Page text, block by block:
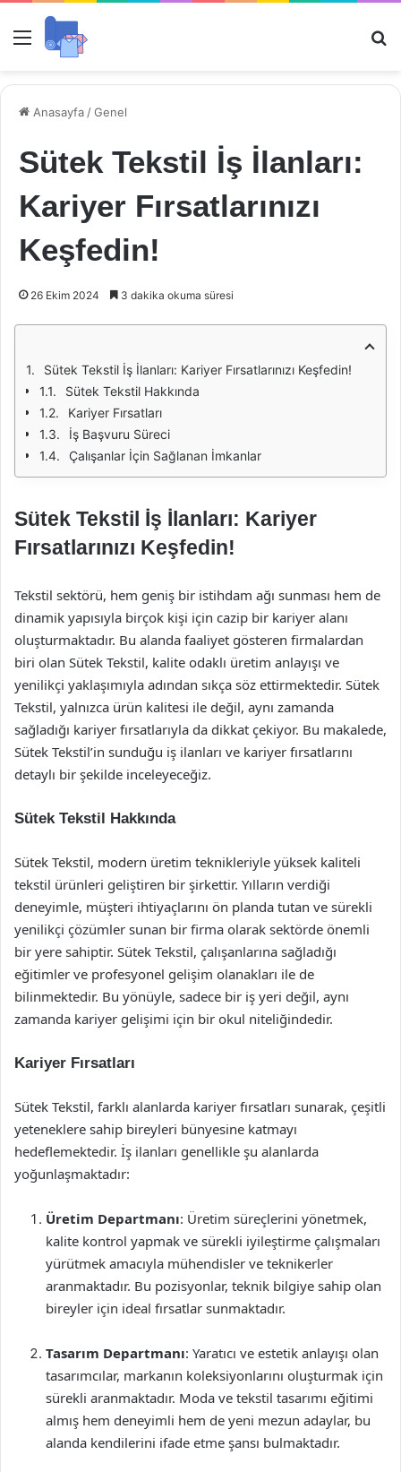
Menü
Anasayfa /Genel
Sütek Tekstil İş İlanları:
Kariyer Fırsatlarınızı
Keşfedin!
26 Ekim 2024 3 dakika okuma süresi
Sütek Tekstil İş İlanları: Kariyer Fırsatlarınızı Keşfedin!
Sütek Tekstil Hakkında
Kariyer Fırsatları
İş Başvuru Süreci
Çalışanlar İçin Sağlanan İmkanlar
Sütek Tekstil İş İlanları: Kariyer
Fırsatlarınızı Keşfedin!
Tekstil sektörü, hem geniş bir istihdam ağı sunması hem de
dinamik yapısıyla birçok kişi için cazip bir kariyer alanı
oluşturmaktadır. Bu alanda faaliyet gösteren firmalardan
biri olan Sütek Tekstil, kalite odaklı üretim anlayışı ve
yenilikçi yaklaşımıyla adından sıkça söz ettirmektedir. Sütek
Tekstil, yalnızca ürün kalitesi ile değil, aynı zamanda
sağladığı kariyer fırsatlarıyla da dikkat çekiyor. Bu makalede,
Sütek Tekstil’in sunduğu iş ilanları ve kariyer fırsatlarını
detaylı bir şekilde inceleyeceğiz.
Sütek Tekstil Hakkında
Sütek Tekstil, modern üretim teknikleriyle yüksek kaliteli
tekstil ürünleri geliştiren bir şirkettir. Yılların verdiği
deneyimle, müşteri ihtiyaçlarını ön planda tutan ve sürekli
yenilikçi çözümler sunan bir firma olarak sektörde önemli
bir yere sahiptir. Sütek Tekstil, çalışanlarına sağladığı
eğitimler ve profesyonel gelişim olanakları ile de
bilinmektedir. Bu yönüyle, sadece bir iş yeri değil, aynı
zamanda kariyer gelişimi için bir okul niteliğindedir.
Kariyer Fırsatları
Sütek Tekstil, farklı alanlarda kariyer fırsatları sunarak, çeşitli
yeteneklere sahip bireyleri bünyesine katmayı
hedeflemektedir. İş ilanları genellikle şu alanlarda
yoğunlaşmaktadır:
Üretim Departmanı: Üretim süreçlerini yönetmek,
kalite kontrol yapmak ve sürekli iyileştirme çalışmaları
yürütmek amacıyla mühendisler ve teknikerler
aranmaktadır. Bu pozisyonlar, teknik bilgiye sahip olan
bireyler için ideal fırsatlar sunmaktadır.
Tasarım Departmanı: Yaratıcı ve estetik anlayışı olan
tasarımcılar, markanın koleksiyonlarını oluşturmak için
sürekli aranmaktadır. Moda ve tekstil tasarımı eğitimi
almış hem deneyimli hem de yeni mezun adaylar, bu
alanda kendilerini ifade etme şansı bulmaktadır.